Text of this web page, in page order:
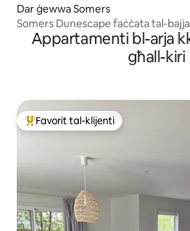
Dar ġewwa Somers
Somers Dunescape faċċata tal-bajja
Appartamenti bl-arja
għall-kiri
Wieħed mill-aqwa favoriti tal-klijenti
Favorit tal-klijenti